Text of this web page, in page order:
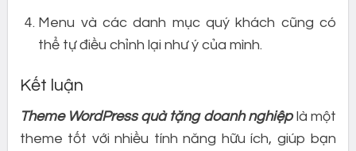
Menu và các danh mục quý khách cũng có
thể tự điều chỉnh lại như ý của mình.
Kết luận
Theme WordPress quà tặng doanh nghiệplà một
theme tốt với nhiều tính năng hữu ích, giúp bạn